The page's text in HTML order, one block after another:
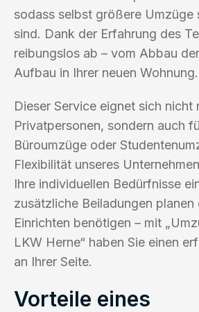
sodass selbst größere Umzüge
sind. Dank der Erfahrung des
reibungslos ab – vom Abbau
Aufbau in Ihrer neuen Wohnung.
Dieser Service eignet sich nicht
Privatpersonen, sondern auch
Büroumzüge oder
Flexibilität unseres
Ihre individuellen Bedürfnisse
zusätzliche Beiladungen
Einrichten benötigen – mit
LKW Herne“ haben Sie einen
an Ihrer Seite.
Vorteile eines